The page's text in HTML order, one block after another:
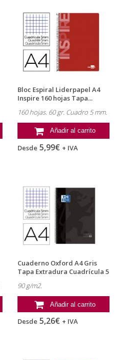
Bloc Espiral Liderpapel A4
Inspire 160 hojas Tapa...
160 hojas. 60 gr. Cuadro 5 mm.
Añadir al carrito
Desde 5,99€ + IVA
Cuaderno Oxford A4 Gris
Tapa Extradura Cuadrícula 5
90 g/m2.
Añadir al carrito
Desde 5,26€ + IVA